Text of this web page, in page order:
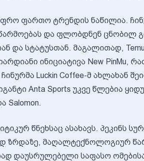
უფრო ფართო ტრენდის ნაწილია.
წარმოებას და ფლობდნენ
და სტატუსთან. მაგალითად,
ინიციატივა New PinMu,
Luckin Coffee-მ ახლახან
Anta Sports უკვე წლებია
Salomon.
წნეხსაც ასახავს. პეკინს
ზრდაზე, მაღალტექნოლოგიურ
დაუსრულებელი საფასო